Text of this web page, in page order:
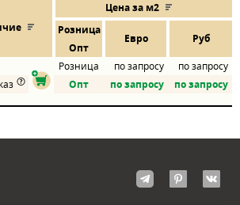
Цена за м2
Розница
Евро Руб
Опт
Розница по запросу
по запросу
Опт по запросу по запросу